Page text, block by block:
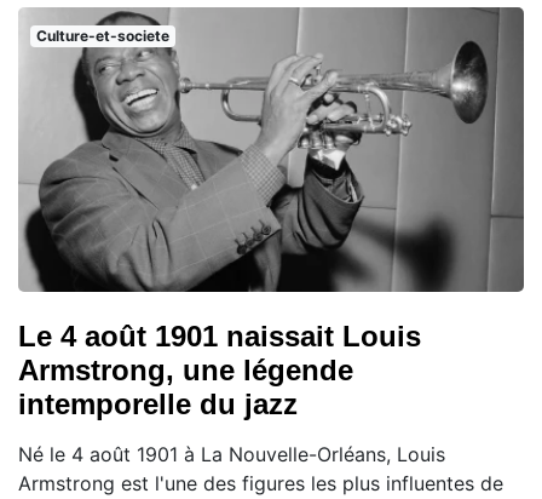
Culture-et-societe
Le 4 août 1901 naissait Louis
Armstrong, une légende
intemporelle du jazz
Né le 4 août 1901 à La Nouvelle-Orléans, Louis
Armstrong est l'une des figures les plus influentes de